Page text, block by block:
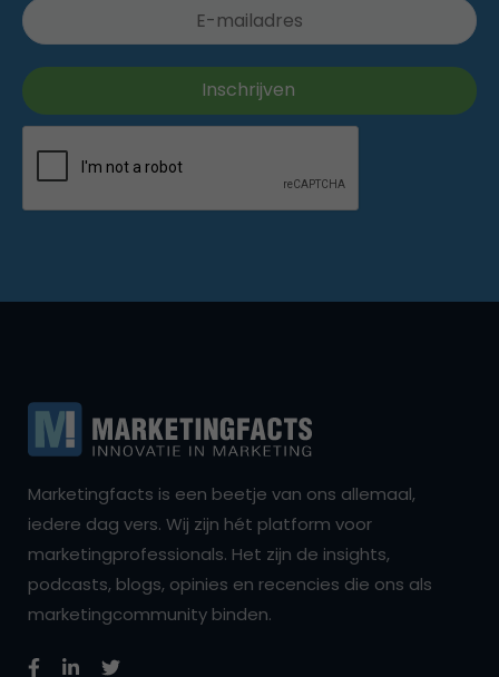
Marketingfacts is een beetje van ons allemaal,
iedere dag vers. Wij zijn hét platform voor
marketingprofessionals. Het zijn de insights,
podcasts, blogs, opinies en recencies die ons als
marketingcommunity binden.